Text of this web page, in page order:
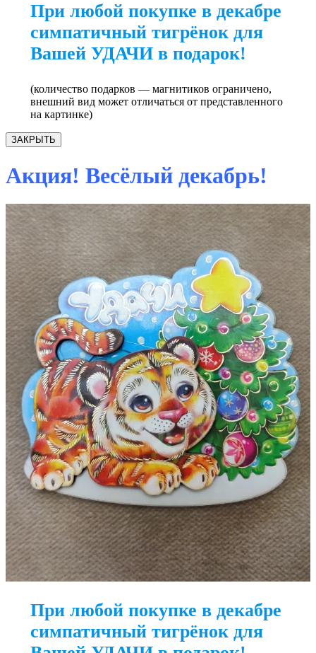
При любой покупке в декабре
симпатичный тигрёнок для
Вашей УДАЧИ в подарок!
(количество подарков — магнитиков ограничено,
внешний вид может отличаться от представленного
на картинке)
ЗАКРЫТЬ
Акция! Весёлый декабрь!
При любой покупке в декабре
симпатичный тигрёнок для